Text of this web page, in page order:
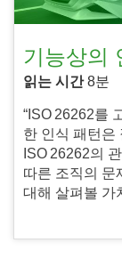
기능상의
읽는 시간8분
“ISO 26262를
한 인식 패턴은
ISO 26262의
따른 조직의 문
대해 살펴볼 가